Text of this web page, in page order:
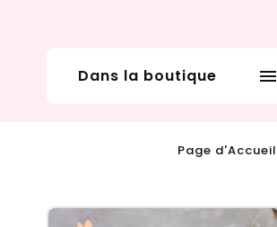
Dans la boutique 
Page d'Accueil